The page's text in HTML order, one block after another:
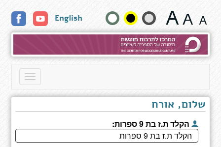
חיפוש
שנה
גודל
טקסט
English
Toggle
שלום, אורח
הקלד ת.ז בת 9 ספרות: